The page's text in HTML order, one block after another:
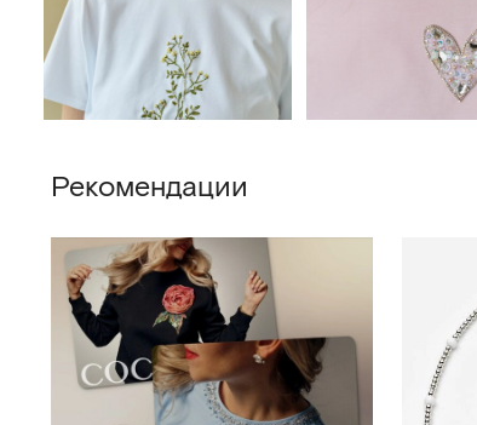
Рекомендации